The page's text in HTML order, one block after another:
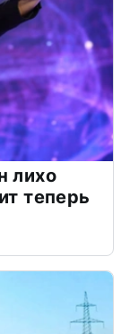
лихо
теперь